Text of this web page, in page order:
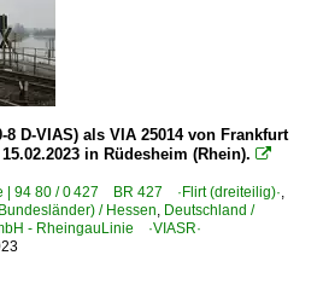
8 D-VIAS) als VIA 25014 von Frankfurt
in Rüdesheim (Rhein). 
| 94 80 / 0 427 BR 427 ·Flirt (dreiteilig)·
/ Hessen Deutschland /
- RheingauLinie ·VIASR·